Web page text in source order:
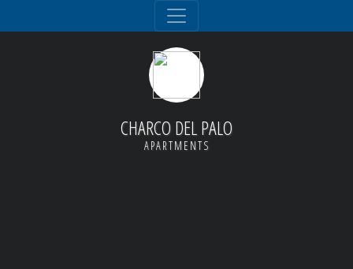
CHARCO DEL PALO
APARTMENTS